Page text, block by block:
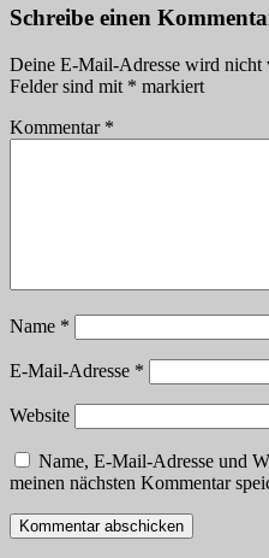
Schreibe einen
Deine E-Mail-Adresse wird nicht
Felder sind mit * markiert
Kommentar *
Name *
E-Mail-Adresse *
Website
Name, E-Mail-Adresse und
meinen nächsten Kommentar